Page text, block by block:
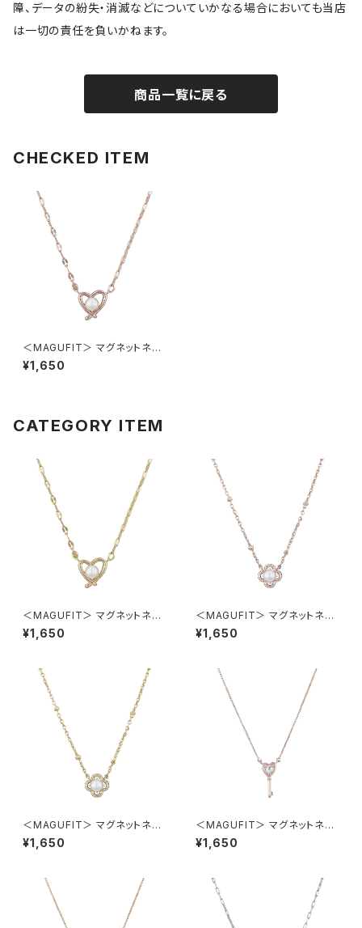
障、データの紛失・消滅などについていかなる場合においても当店
は一切の責任を負いかねます。
商品一覧に戻る
CHECKED ITEM
＜MAGUFIT＞ マグネットネッ
クレス ハート AAN0847-PG
（ピンクゴールド）
¥1,650
CATEGORY ITEM
＜MAGUFIT＞ マグネットネッ
クレス ハート AAN0847-GD
（ゴールド）
¥1,650
＜MAGUFIT＞ マグネットネッ
クレス フラワー AAN0846-PG
（ピンクゴールド）
¥1,650
＜MAGUFIT＞ マグネットネッ
クレス フラワー AAN0846-G
D（ゴールド）
¥1,650
＜MAGUFIT＞ マグネットネッ
クレス ハートキー AAN0845-
PG（ピンクゴールド）
¥1,650